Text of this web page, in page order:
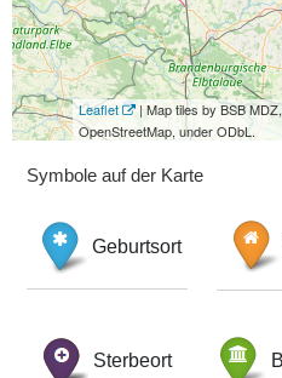
Leaflet
| Map tiles by BSB
OpenStreetMap, under ODbL.
Symbole auf der Karte
Geburtsort
Sterbeort